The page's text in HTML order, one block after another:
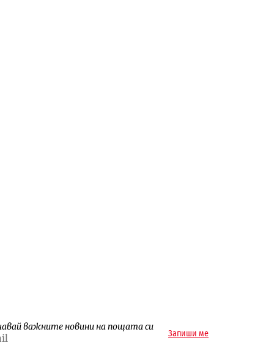
важните новини на пощата си
Запиши ме